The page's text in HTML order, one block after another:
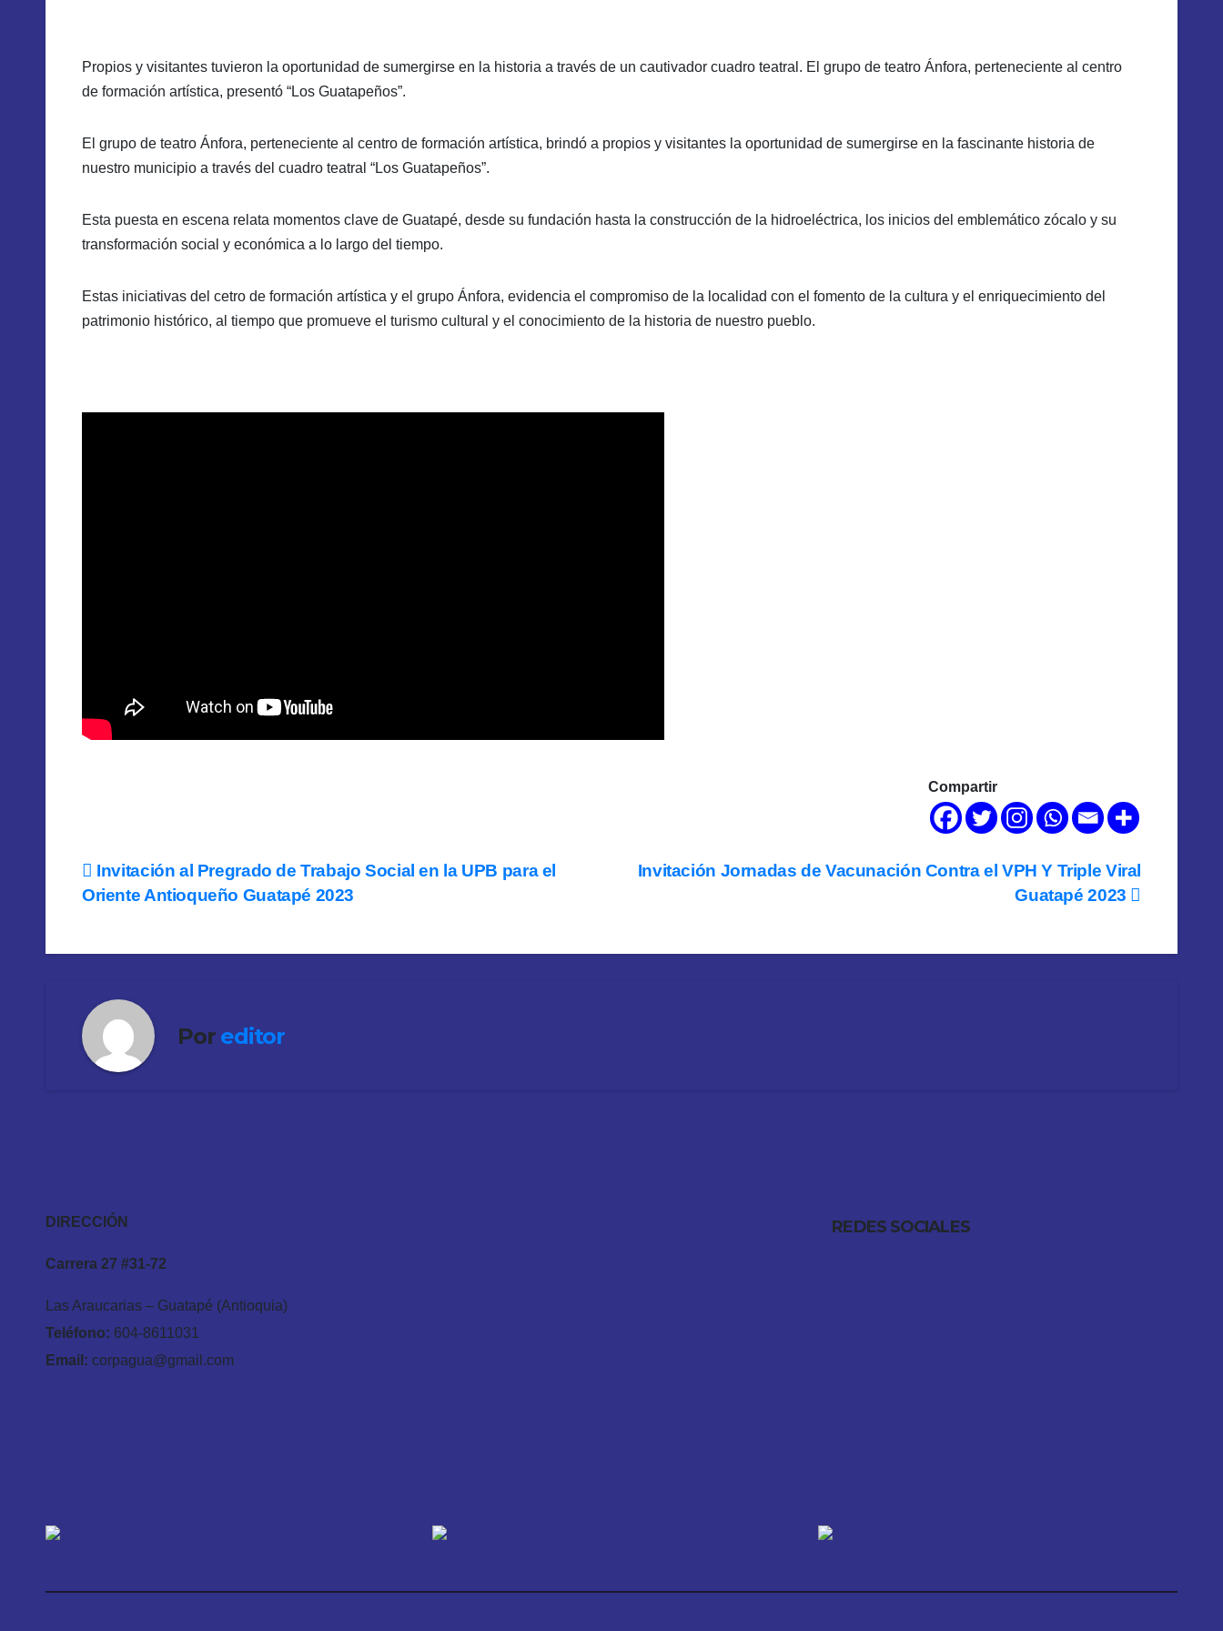
Propios y visitantes tuvieron la oportunidad de sumergirse en la historia a través de un cautivador cuadro teatral. El grupo de teatro Ánfora, perteneciente al centro
de formación artística, presentó “Los Guatapeños”.
El grupo de teatro Ánfora, perteneciente al centro de formación artística, brindó a propios y visitantes la oportunidad de sumergirse en la fascinante historia de
nuestro municipio a través del cuadro teatral “Los Guatapeños”.
Esta puesta en escena relata momentos clave de Guatapé, desde su fundación hasta la construcción de la hidroeléctrica, los inicios del emblemático zócalo y su
transformación social y económica a lo largo del tiempo.
Estas iniciativas del cetro de formación artística y el grupo Ánfora, evidencia el compromiso de la localidad con el fomento de la cultura y el enriquecimiento del
patrimonio histórico, al tiempo que promueve el turismo cultural y el conocimiento de la historia de nuestro pueblo.
Compartir
Navegación
entradas
Invitación Jornadas de Vacunación Contra el VPH Y Triple Viral
Guatapé 2023
Invitación al Pregrado de Trabajo Social en la UPB para el
Oriente Antioqueño Guatapé 2023
Por editor
DIRECCIÓN
Carrera 27 #31-72
Las Araucarias – Guatapé (Antioquia)
Teléfono: 604-8611031
Email: corpagua@gmail.com
REDES SOCIALES